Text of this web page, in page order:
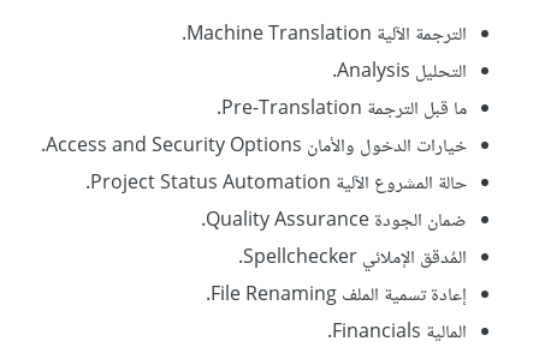
الترجمة الآلية Machine Translation.
التحليل Analysis.
ما قبل الترجمة Pre-Translation.
خيارات الدخول والأمان Access and Security Options.
حالة المشروع الآلية Project Status Automation.
ضمان الجودة Quality Assurance.
المُدقق الإملائي Spellchecker.
إعادة تسمية الملف File Renaming.
المالية Financials.